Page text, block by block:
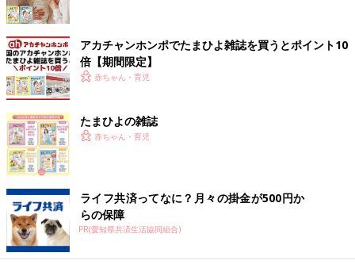
アカチャンホンポでたまひよ雑誌を買うとポイント10
倍【期間限定】
赤ちゃん・育児
たまひよの雑誌
赤ちゃん・育児
ライフ共済ってなに？月々の掛金が500円か
らの保障
PR(愛知県共済生活協同組合)